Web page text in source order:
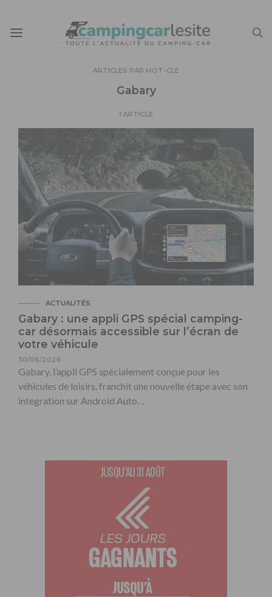
ARTICLES PAR MOT-CLÉ
Gabary
1 ARTICLE
ACTUALITÉS
Gabary : une appli GPS spécial camping-
car désormais accessible sur l’écran de
votre véhicule
30/06/2026
Gabary, l’appli GPS spécialement conçue pour les
véhicules de loisirs, franchit une nouvelle étape avec son
intégration sur Android Auto…